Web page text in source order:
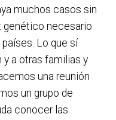
muchos casos sin
genético necesario
Lo que sí
a otras familias y
una reunión
un grupo de
conocer las